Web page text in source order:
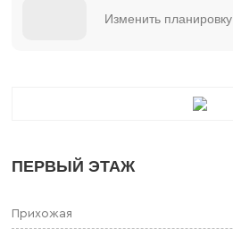
Изменить планировку
ПЕРВЫЙ ЭТАЖ
Прихожая